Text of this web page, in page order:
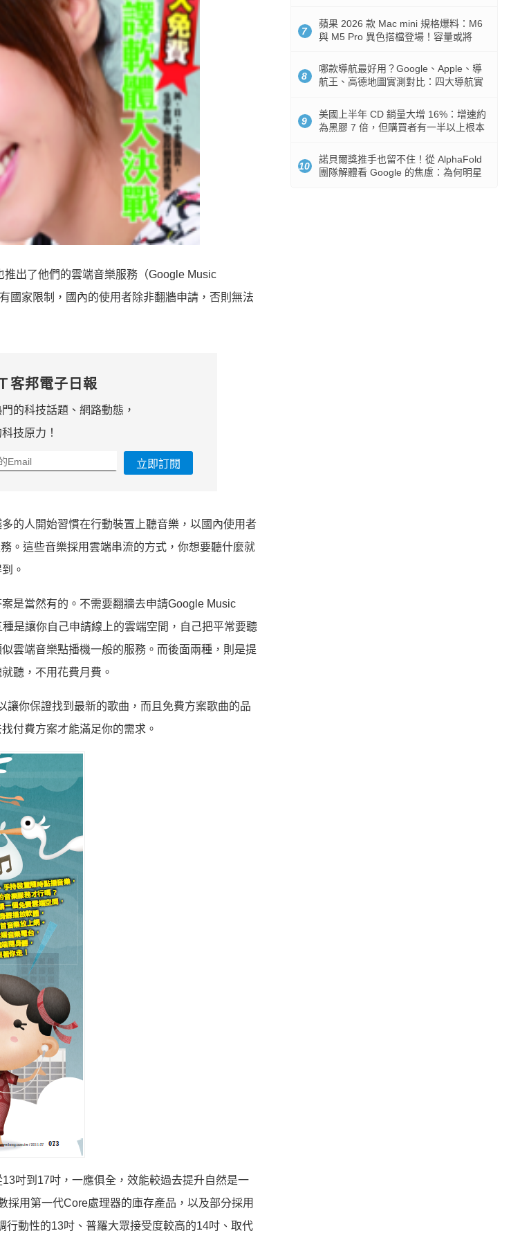
出了他們的雲端音樂服務（Google Music
國家限制，國內的使用者除非翻牆申請，否則無法
客邦電子日報
的科技話題、網路動態，
技原力！
立即訂閱
的人開始習慣在行動裝置上聽音樂，以國內使用者
。這些音樂採用雲端串流的方式，你想要聽什麼就
。
是當然有的。不需要翻牆去申請Google Music
是讓你自己申請線上的雲端空間，自己把平常要聽
雲端音樂點播機一般的服務。而後面兩種，則是提
聽，不用花費月費。
你保證找到最新的歌曲，而且免費方案歌曲的品
付費方案才能滿足你的需求。
吋到17吋，一應俱全，效能較過去提升自然是一
用第一代Core處理器的庫存產品，以及部分採用
動性的13吋、普羅大眾接受度較高的14吋、取代
7
蘋果 2026 款 Mac mini 規格爆料：M6
與 M5 Pro 異色搭檔登場！容量或將
8
哪款導航最好用？Google、Apple、導
航王、高德地圖實測對比：四大導航實
9
美國上半年 CD 銷量大增 16%：增速約
為黑膠 7 倍，但購買者有一半以上根本
10
諾貝爾獎推手也留不住！從 AlphaFold
團隊解體看 Google 的焦慮：為何明星